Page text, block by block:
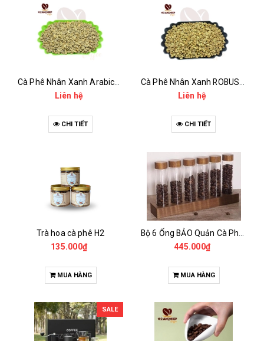
Liên hệ
CHI TIẾT
Liên hệ
CHI TIẾT
Trà hoa cà phê H2
135.000₫
MUA HÀNG
445.000₫
MUA HÀNG
SALE